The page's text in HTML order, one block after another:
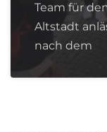
Team für
Altstadt
nach dem